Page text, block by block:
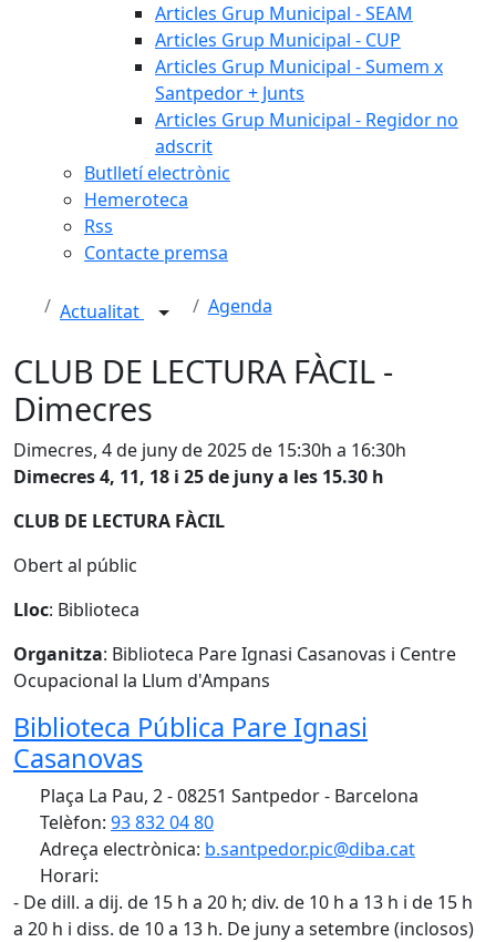
Articles Grup Municipal - SEAM
Articles Grup Municipal - CUP
Articles Grup Municipal - Sumem x
Santpedor + Junts
Articles Grup Municipal - Regidor no
adscrit
Butlletí electrònic
Hemeroteca
Rss
Contacte premsa
Actualitat Agenda
CLUB DE LECTURA FÀCIL -
Dimecres
Dimecres, 4 de juny de 2025 de 15:30h a 16:30h
Dimecres 4, 11, 18 i 25 de juny a les 15.30 h
CLUB DE LECTURA FÀCIL
Obert al públic
Lloc: Biblioteca
Organitza: Biblioteca Pare Ignasi Casanovas i Centre
Ocupacional la Llum d'Ampans
Biblioteca Pública Pare Ignasi
Casanovas
Plaça La Pau, 2 - 08251 Santpedor - Barcelona
Telèfon: 93 832 04 80
Adreça electrònica: b.santpedor.pic@diba.cat
Horari:
- De dill. a dij. de 15 h a 20 h; div. de 10 h a 13 h i de 15 h
a 20 h i diss. de 10 a 13 h. De juny a setembre (inclosos)